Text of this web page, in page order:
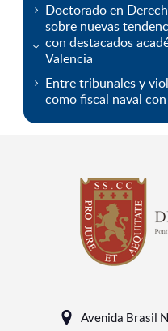
Doctorado en
sobre nuevas
con destacados
Valencia
Entre tribunales y
como fiscal naval
Avenida Brasil